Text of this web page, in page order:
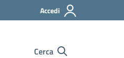
Accedi
Cerca